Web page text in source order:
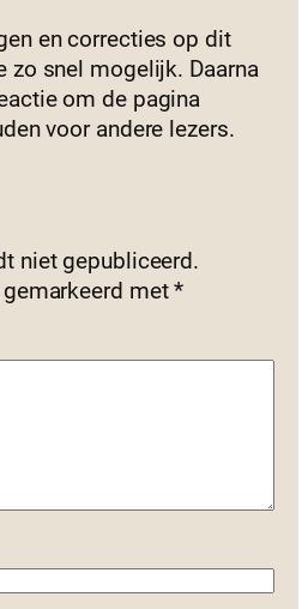
en correcties op dit
zo snel mogelijk. Daarna
om de pagina
voor andere lezers.
niet gepubliceerd.
gemarkeerd met*